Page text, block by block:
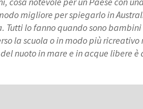
migliore per spiegarlo in
Tutti lo fanno quando sono
la scuola o in modo più
nuoto in mare e in acque libere